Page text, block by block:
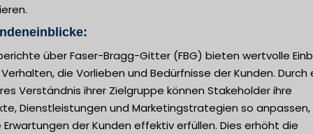
über Faser-Bragg-Gitter (FBG) bieten wertvolle
die Vorlieben und Bedürfnisse der Kunden. Durch
Verständnis ihrer Zielgruppe können Stakeholder ihre
Dienstleistungen und Marketingstrategien so
Erwartungen der Kunden effektiv erfüllen. Dies erhöht die